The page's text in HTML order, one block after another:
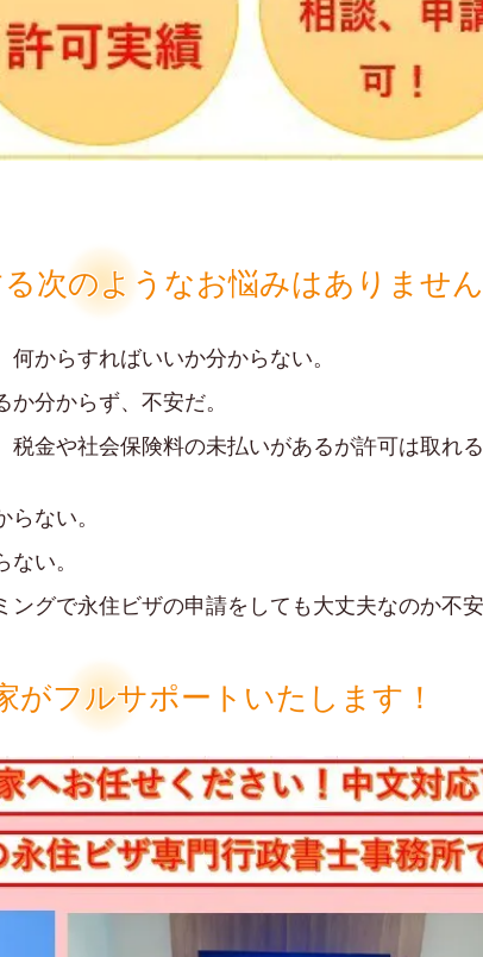
次のようなお悩みはありませ
からすればいいか分からない。
分からず、不安だ。
税金や社会保険料の未払いがあるが許可は取れ
ない。
い。
グで永住ビザの申請をしても大丈夫なのか不安
がフルサポートいたします！